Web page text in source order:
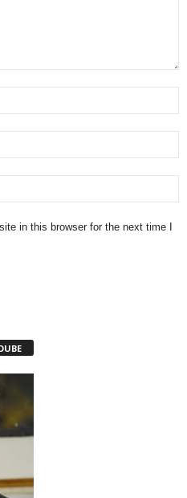
in this browser for the next time I